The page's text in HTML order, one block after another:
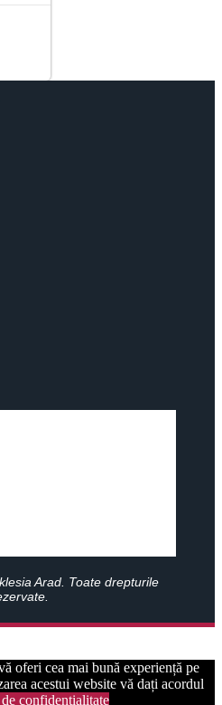
Arad. Toate drepturile
oferi cea mai bună experiență pe
acestui website vă dați acordul
confidențialitate